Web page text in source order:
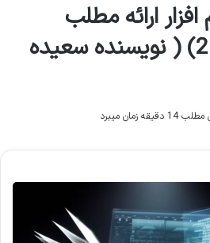
ارائه مطلب
(پاورپوینت 2007) ( نویسنده سعیده
زمان میبرد